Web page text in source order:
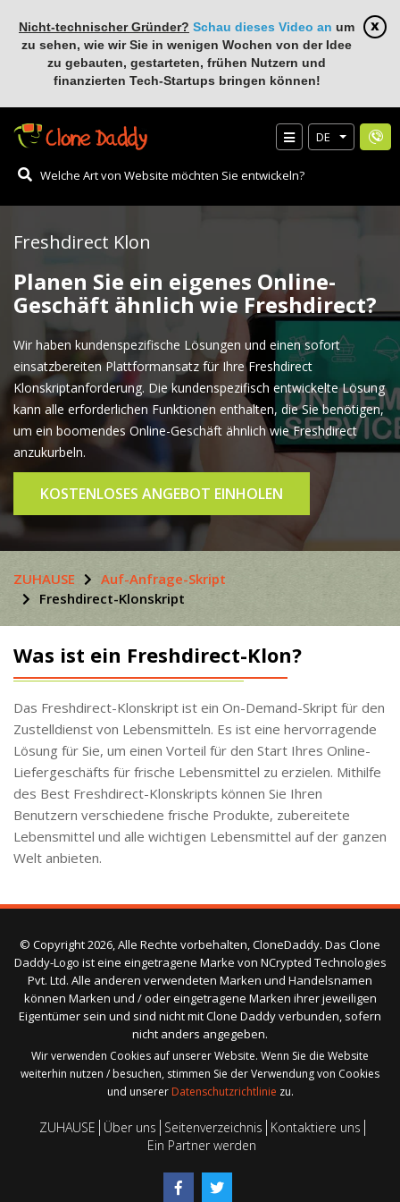
Nicht-technischer Gründer? Schau dieses Video an um
zu sehen, wie wir Sie in wenigen Wochen von der Idee
zu gebauten, gestarteten, frühen Nutzern und
finanzierten Tech-Startups bringen können!
DE
Freshdirect Klon
Planen Sie ein eigenes Online-
Geschäft ähnlich wie Freshdirect?
Wir haben kundenspezifische Lösungen und einen sofort
einsatzbereiten Plattformansatz für Ihre Freshdirect
Klonskriptanforderung. Die kundenspezifisch entwickelte Lösung
kann alle erforderlichen Funktionen enthalten, die Sie benötigen,
um ein boomendes Online-Geschäft ähnlich wie Freshdirect
anzukurbeln.
KOSTENLOSES ANGEBOT EINHOLEN
ZUHAUSE
Auf-Anfrage-Skript
Freshdirect-Klonskript
Was ist ein Freshdirect-Klon?
Das Freshdirect-Klonskript ist ein On-Demand-Skript für den
Zustelldienst von Lebensmitteln. Es ist eine hervorragende
Lösung für Sie, um einen Vorteil für den Start Ihres Online-
Liefergeschäfts für frische Lebensmittel zu erzielen. Mithilfe
des Best Freshdirect-Klonskripts können Sie Ihren
Benutzern verschiedene frische Produkte, zubereitete
Lebensmittel und alle wichtigen Lebensmittel auf der ganzen
Welt anbieten.
© Copyright 2026, Alle Rechte vorbehalten, CloneDaddy. Das Clone
Daddy-Logo ist eine eingetragene Marke von NCrypted Technologies
Pvt. Ltd. Alle anderen verwendeten Marken und Handelsnamen
können Marken und / oder eingetragene Marken ihrer jeweiligen
Eigentümer sein und sind nicht mit Clone Daddy verbunden, sofern
nicht anders angegeben.
Wir verwenden Cookies auf unserer Website. Wenn Sie die Website
weiterhin nutzen / besuchen, stimmen Sie der Verwendung von Cookies
und unserer Datenschutzrichtlinie zu.
ZUHAUSE Über uns Seitenverzeichnis Kontaktiere uns
Ein Partner werden